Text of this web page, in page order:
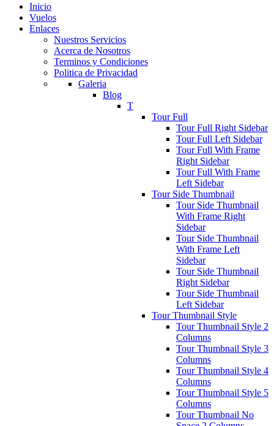
Inicio
Vuelos
Enlaces
Nuestros Servicios
Acerca de Nosotros
Terminos y Condiciones
Politica de Privacidad
Galeria
Blog
T
Tour Full
Tour Full Right Sidebar
Tour Full Left Sidebar
Tour Full With Frame
Right Sidebar
Tour Full With Frame
Left Sidebar
Tour Side Thumbnail
Tour Side Thumbnail
With Frame Right
Sidebar
Tour Side Thumbnail
With Frame Left
Sidebar
Tour Side Thumbnail
Right Sidebar
Tour Side Thumbnail
Left Sidebar
Tour Thumbnail Style
Tour Thumbnail Style 2
Columns
Tour Thumbnail Style 3
Columns
Tour Thumbnail Style 4
Columns
Tour Thumbnail Style 5
Columns
Tour Thumbnail No